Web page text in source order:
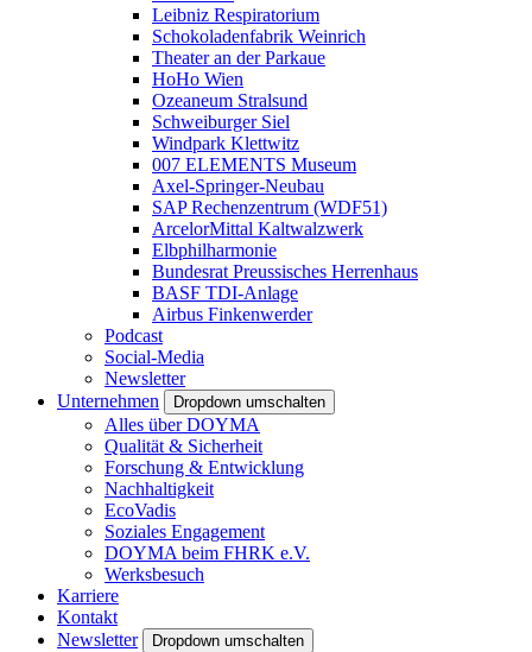
Leibniz Respiratorium
Schokoladenfabrik Weinrich
Theater an der Parkaue
HoHo Wien
Ozeaneum Stralsund
Schweiburger Siel
Windpark Klettwitz
007 ELEMENTS Museum
Axel-Springer-Neubau
SAP Rechenzentrum (WDF51)
ArcelorMittal Kaltwalzwerk
Elbphilharmonie
Bundesrat Preussisches Herrenhaus
BASF TDI-Anlage
Airbus Finkenwerder
Podcast
Social-Media
Newsletter
Unternehmen
Dropdown umschalten
Alles über DOYMA
Qualität & Sicherheit
Forschung & Entwicklung
Nachhaltigkeit
EcoVadis
Soziales Engagement
DOYMA beim FHRK e.V.
Werksbesuch
Karriere
Kontakt
Newsletter
Dropdown umschalten